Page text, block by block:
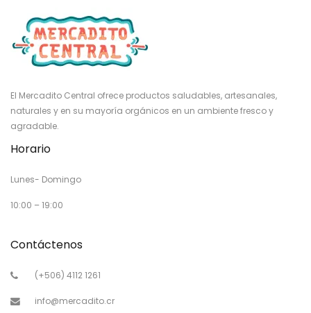
El Mercadito Central ofrece productos saludables, artesanales,
naturales y en su mayoría orgánicos en un ambiente fresco y
agradable.
Horario
Lunes- Domingo
10:00 – 19:00
Contáctenos
(+506) 4112 1261
info@mercadito.cr